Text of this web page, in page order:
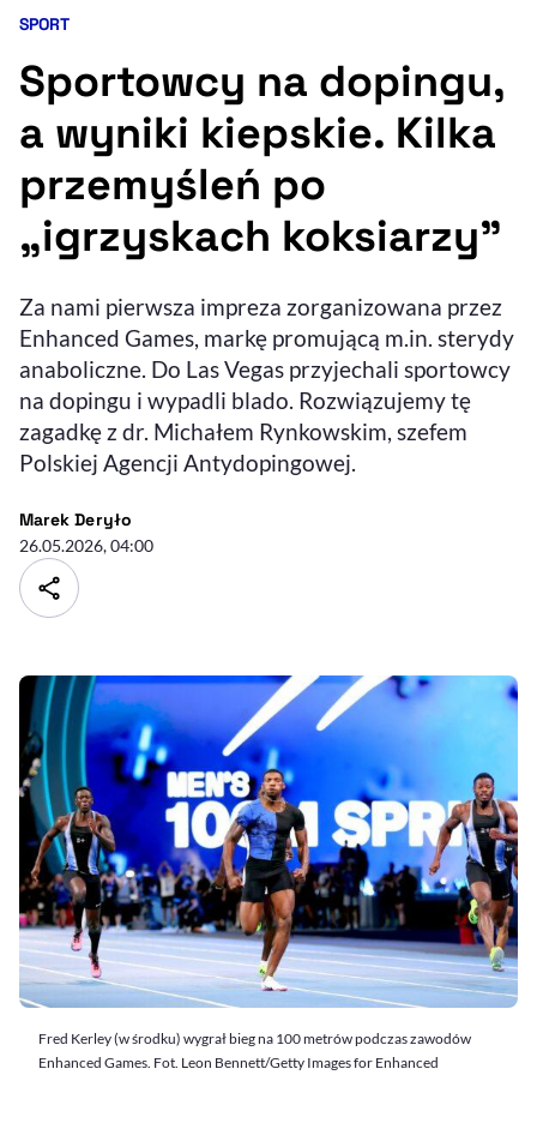
Ułatwienia dostępności wspierają:
Sprawdź, jak i dlaczego zwiększamy dostępność , otwiera się w nowym
Deklaracja dostępności, otwiera się w nowym oknie
Zgłoś problem
Kategoria artykułu:
SPORT
Sportowcy na dopingu,
a wyniki kiepskie. Kilka
przemyśleń po
„igrzyskach koksiarzy”
Za nami pierwsza impreza zorganizowana przez
Enhanced Games, markę promującą m.in. sterydy
anaboliczne. Do Las Vegas przyjechali sportowcy
na dopingu i wypadli blado. Rozwiązujemy tę
zagadkę z dr. Michałem Rynkowskim, szefem
Polskiej Agencji Antydopingowej.
Marek Deryło- autor artykułu - profil
26.05.2026, 04:00
Fred Kerley (w środku) wygrał bieg na 100 metrów podczas zawodów
Enhanced Games. Fot. Leon Bennett/Getty Images for Enhanced